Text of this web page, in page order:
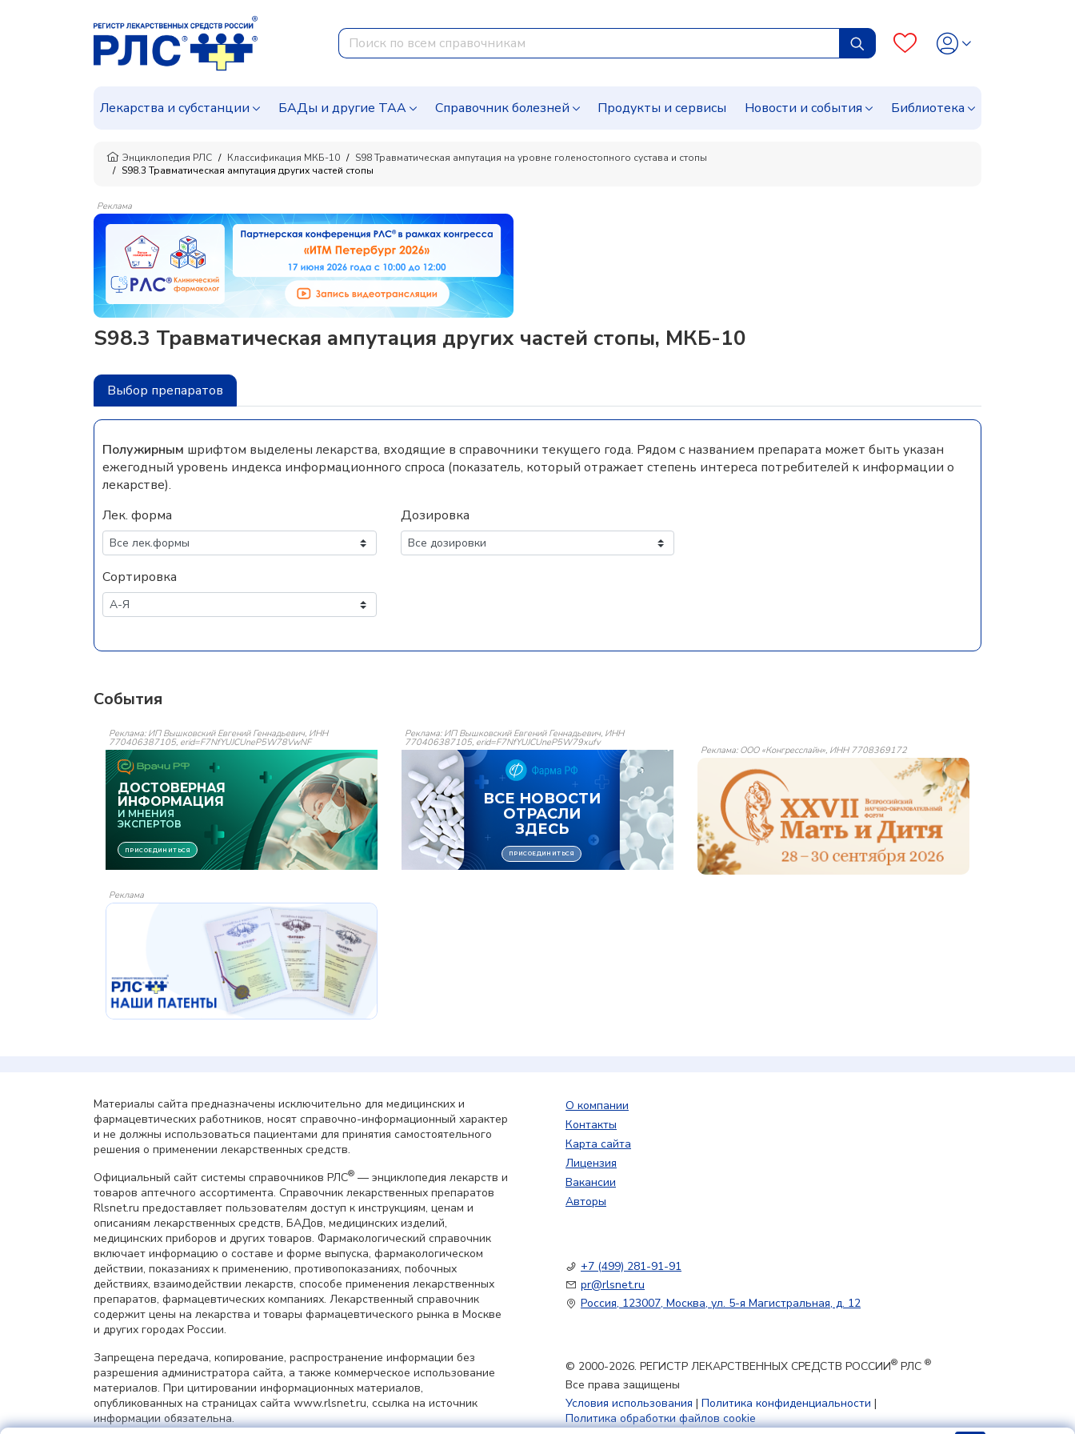
Лекарства и субстанции БАДы и другие ТАА Справочник болезней Продукты и сервисы Новости и события Библиотека
Энциклопедия РЛС Классификация МКБ-10
S98 Травматическая ампутация на уровне голеностопного сустава и стопы
S98.3 Травматическая ампутация других частей стопы
Реклама
S98.3 Травматическая ампутация других частей стопы, МКБ-10
Выбор препаратов
Полужирным шрифтом выделены лекарства, входящие в справочники текущего года. Рядом с названием препарата может быть указан
ежегодный уровень индекса информационного спроса (показатель, который отражает степень интереса потребителей к информации о
лекарстве).
Лек. форма
Дозировка
Сортировка
События
Реклама: ИП Вышковский Евгений Геннадьевич, ИНН
770406387105, erid=F7NfYUJCUneP5W78VwNF
Реклама: ИП Вышковский Евгений Геннадьевич, ИНН
770406387105, erid=F7NfYUJCUneP5W79xufv
Реклама: ООО «Конгресслайн», ИНН 7708369172
Реклама
Материалы сайта предназначены исключительно для медицинских и
фармацевтических работников, носят справочно-информационный характер
и не должны использоваться пациентами для принятия самостоятельного
решения о применении лекарственных средств.
Официальный сайт системы справочников РЛС® — энциклопедия лекарств и
товаров аптечного ассортимента. Справочник лекарственных препаратов
Rlsnet.ru предоставляет пользователям доступ к инструкциям, ценам и
описаниям лекарственных средств, БАДов, медицинских изделий,
медицинских приборов и других товаров. Фармакологический справочник
включает информацию о составе и форме выпуска, фармакологическом
действии, показаниях к применению, противопоказаниях, побочных
действиях, взаимодействии лекарств, способе применения лекарственных
препаратов, фармацевтических компаниях. Лекарственный справочник
содержит цены на лекарства и товары фармацевтического рынка в Москве
и других городах России.
Запрещена передача, копирование, распространение информации без
разрешения администратора сайта, а также коммерческое использование
материалов. При цитировании информационных материалов,
опубликованных на страницах сайта www.rlsnet.ru, ссылка на источник
информации обязательна.
О компании
Контакты
Карта сайта
Лицензия
Вакансии
Авторы
+7 (499) 281-91-91
pr@rlsnet.ru
Россия, 123007, Москва, ул. 5-я Магистральная, д. 12
© 2000-2026. РЕГИСТР ЛЕКАРСТВЕННЫХ СРЕДСТВ РОССИИ® РЛС ®
Все права защищены
Условия использования | Политика конфиденциальности |
Политика обработки файлов cookie